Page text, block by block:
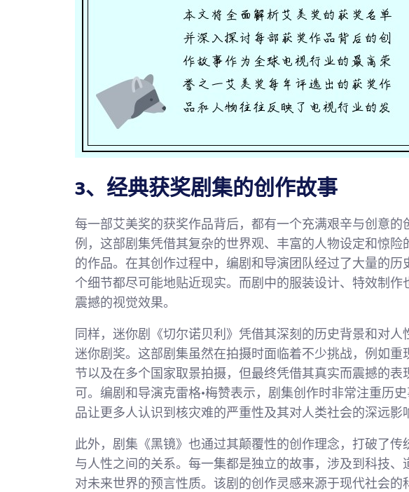
3、经典获奖剧集的创作故事
每一部艾美奖的获奖作品背后，都有一个充满艰辛与创意
例，这部剧集凭借其复杂的世界观、丰富的人物设定和惊
的作品。在其创作过程中，编剧和导演团队经过了大量的
个细节都尽可能地贴近现实。而剧中的服装设计、特效制
震撼的视觉效果。
同样，迷你剧《切尔诺贝利》凭借其深刻的历史背景和对
迷你剧奖。这部剧集虽然在拍摄时面临着不少挑战，例如重
节以及在多个国家取景拍摄，但最终凭借其真实而震撼的表
可。编剧和导演克雷格·梅赞表示，剧集创作时非常注重历
品让更多人认识到核灾难的严重性及其对人类社会的深远影
此外，剧集《黑镜》也通过其颠覆性的创作理念，打破了
与人性之间的关系。每一集都是独立的故事，涉及到科技、
对未来世界的预言性质。该剧的创作灵感来源于现代社会